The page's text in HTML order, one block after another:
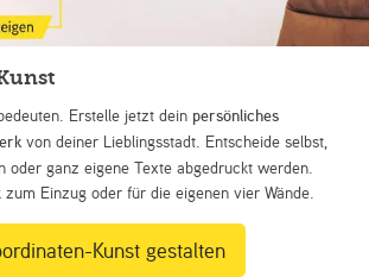
Erstelle jetzt dein persönliches
von deiner Lieblingsstadt. Entscheide selbst,
oder ganz eigene Texte abgedruckt werden.
zum Einzug oder für die eigenen vier Wände.
Kunst gestalten